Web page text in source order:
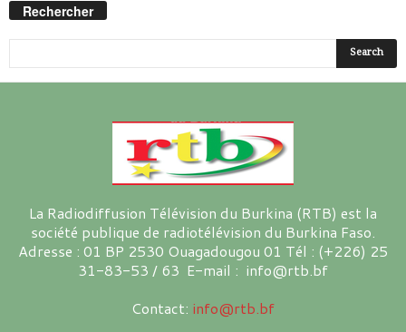
Rechercher
La Radiodiffusion Télévision du Burkina (RTB) est la
société publique de radiotélévision du Burkina Faso.
Adresse : 01 BP 2530 Ouagadougou 01 Tél : (+226) 25
31-83-53 / 63 E-mail : info@rtb.bf
Contact: info@rtb.bf